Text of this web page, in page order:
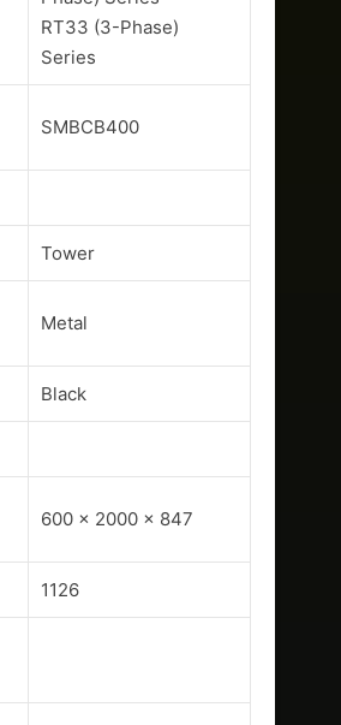
RT33 (3-Phase)
Series
SMBCB400
Tower
Metal
Black
600 x 2000 x 847
1126